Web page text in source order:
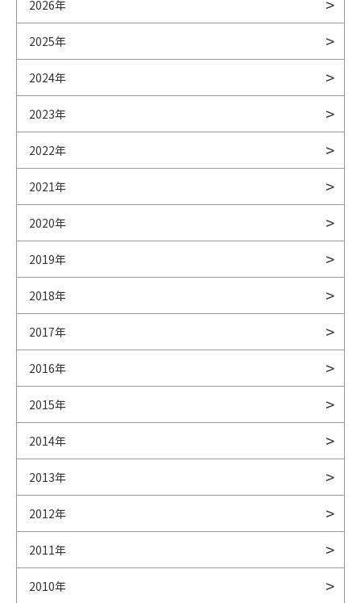
2026年
2025年
2024年
2023年
2022年
2021年
2020年
2019年
2018年
2017年
2016年
2015年
2014年
2013年
2012年
2011年
2010年